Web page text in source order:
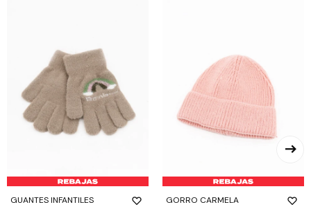
GUANTES INFANTILES
GORRO CARMELA